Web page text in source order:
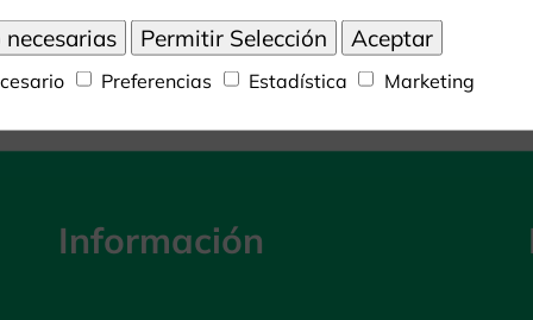
Información
Preferencias Estadística Marketing